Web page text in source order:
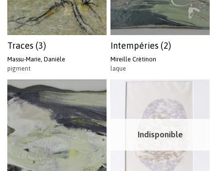
Traces (3)
Massu-Marie, Danièle
pigment
Intempéries (2)
Mireille Crétinon
laque
Indisponible